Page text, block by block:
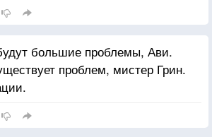
плечу и подарили золотые часы.
так-ура!» Смотрите, какой умный
очередную медальку, а теперь
свой любимый кубок. Все это
Мы не более, чем обезьяны,
и страждущие признания
это понимали, мы бы так не
большие проблемы, Ави.
проблем, мистер Грин.